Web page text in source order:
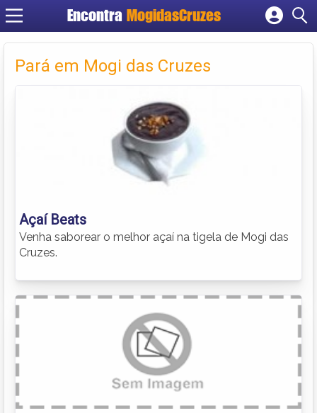
Encontra MogidasCruzes
Cadastrar empresa
Criar conta
Pará em Mogi das Cruzes
Açaí Beats
Venha saborear o melhor açaí na tigela de Mogi das
Cruzes.